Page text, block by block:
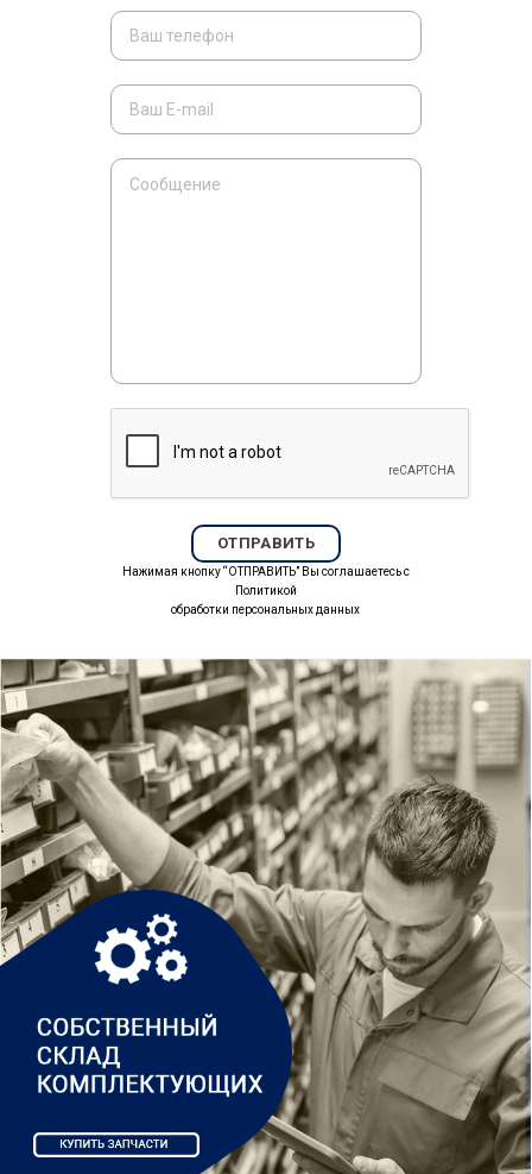
Нажимая кнопку “ОТПРАВИТЬ” Вы соглашаетесь с
Политикой
обработки персональных данных